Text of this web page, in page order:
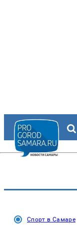
Спорт в Самаре